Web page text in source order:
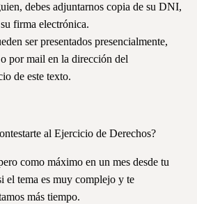
debes adjuntarnos copia de su DNI,
firma electrónica.
ser presentados presencialmente,
por mail en la dirección del
de este texto.
al Ejercicio de Derechos?
como máximo en un mes desde tu
el tema es muy complejo y te
más tiempo.